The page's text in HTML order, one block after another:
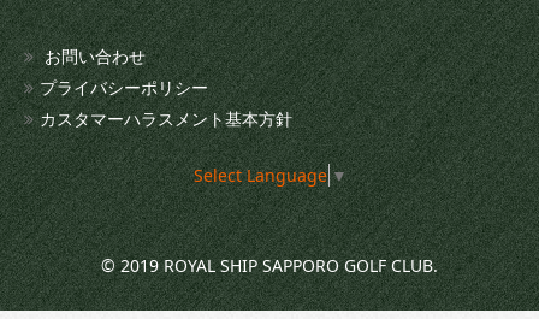
お問い合わせ
プライバシーポリシー
カスタマーハラスメント基本方針
Select Language▼
© 2019 ROYAL SHIP SAPPORO GOLF CLUB.